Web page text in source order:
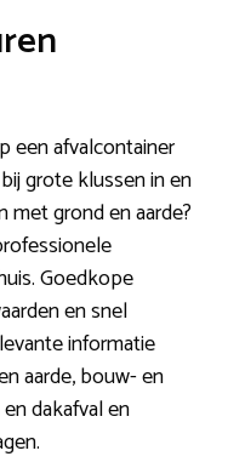
een afvalcontainer
grote klussen in en
grond en aarde?
Goedkope
en snel
informatie
aarde, bouw- en
dakafval en